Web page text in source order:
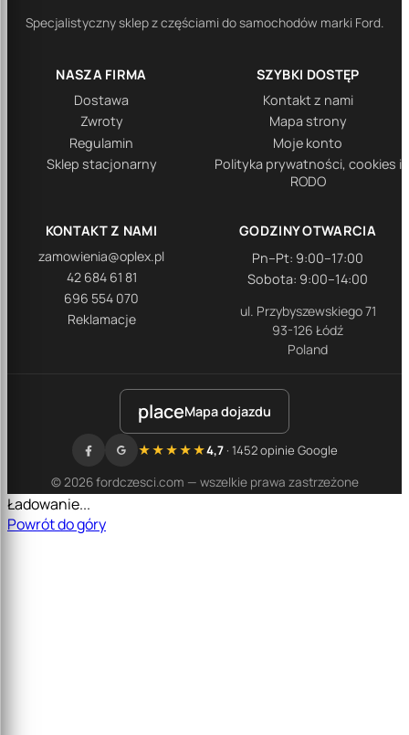
Specjalistyczny sklep z częściami do samochodów marki Ford.
NASZA FIRMA
Dostawa
Zwroty
Regulamin
Sklep stacjonarny
SZYBKI DOSTĘP
Kontakt z nami
Mapa strony
Moje konto
Polityka prywatności, cookies i
RODO
KONTAKT Z NAMI
zamowienia@oplex.pl
42 684 61 81
696 554 070
Reklamacje
GODZINY OTWARCIA
Pn–Pt: 9:00–17:00
Sobota: 9:00–14:00
ul. Przybyszewskiego 71
93-126 Łódź
Poland
placeMapa dojazdu
© 2026 fordczesci.com — wszelkie prawa zastrzeżone
★★★★★4,7· 1452 opinie Google
Ładowanie...
Powrót do góry